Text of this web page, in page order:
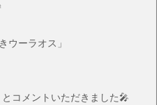
ウーラオス」
とコメントいただきました🎤